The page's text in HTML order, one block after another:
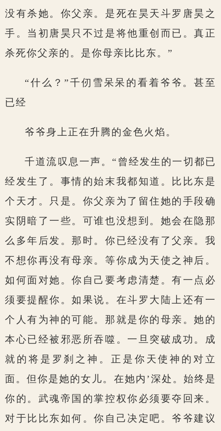
没有杀她。你父亲。是死在昊天斗罗唐昊之
手。当初唐昊只不过是将他重创而已。真正
杀死你父亲的。是你母亲比比东。”
“什么？”千仞雪呆呆的看着爷爷。甚至
已经
爷爷身上正在升腾的金色火焰。
千道流叹息一声。“曾经发生的一切都已
经发生了。事情的始末我都知道。比比东是
个天才。只是。你父亲为了留住她的手段确
实阴暗了一些。可谁也没想到。她会在隐那
么多年后发。那时。你已经没有了父亲。我
不想你再没有母亲。等你成为天使之神后。
如何面对她。你自己要考虑清楚。有一点必
须要提醒你。如果说。在斗罗大陆上还有一
个人有为神的可能。那就是你的母亲。她的
本心已经被邪恶所吞噬。一旦突破成功。成
就的将是罗刹之神。正是你天使神的对立
面。但你是她的女儿。在她内’深处。始终是
你的。武魂帝国的掌控权你必须要夺回来。
对于比比东如何。你自己决定吧。爷爷建议